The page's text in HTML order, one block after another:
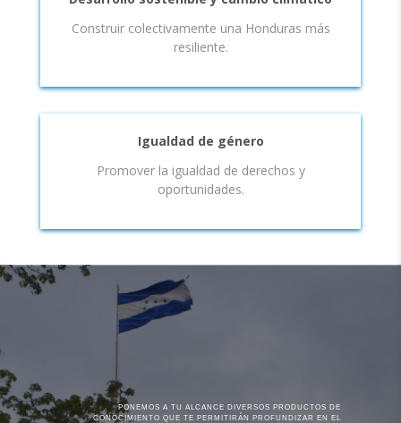
Construir colectivamente una Honduras más
resiliente.
Igualdad de género
Promover la igualdad de derechos y
oportunidades.
PONEMOS A TU ALCANCE DIVERSOS PRODUCTOS DE
CONOCIMIENTO QUE TE PERMITIRÁN PROFUNDIZAR EN EL